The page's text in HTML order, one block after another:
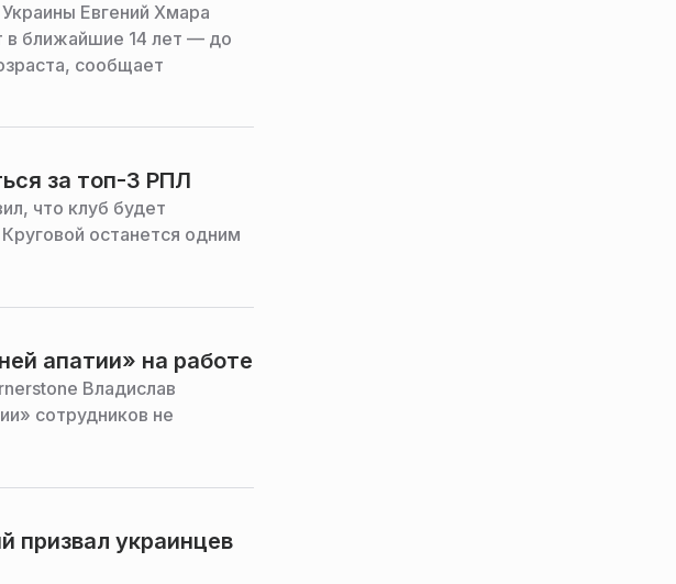
Евгений Хмара
в ближайшие 14 лет — до
сообщает
за топ-3 РПЛ
что клуб будет
останется одним
апатии» на работе
Владислав
сотрудников не
украинцев